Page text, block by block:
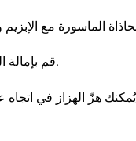
: قم بإمالة الدلو ثم ضع المادة فيه.